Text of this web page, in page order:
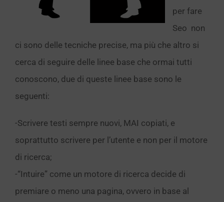
per fare
Seo non
ci sono delle tecniche precise, ma più che altro si
cerca di seguire delle linee base che ormai tutti
conoscono, due di queste linee base sono le
seguenti:
-Scrivere testi sempre nuovi, MAI copiati, e
soprattutto scrivere per l’utente e non per il motore
di ricerca;
-“Intuire” come un motore di ricerca decide di
premiare o meno una pagina, ovvero in base al